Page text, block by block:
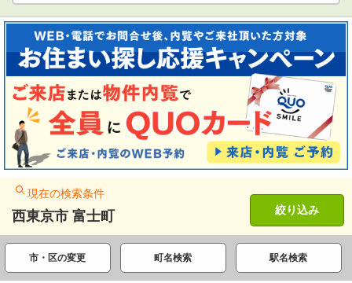
現在の検索条件
西東京市 富士町 絞り込み
市・区の変更 町名検索 駅名検索